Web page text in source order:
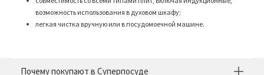
возможность использования в духовом шкафу;
легкая чистка вручную или в посудомоечной машине.
Почему покупают в Суперпосуде